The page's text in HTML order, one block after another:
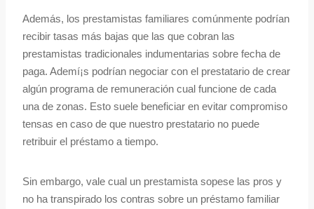
Además, los prestamistas familiares comúnmente podrían
recibir tasas más bajas que las que cobran las
prestamistas tradicionales indumentarias sobre fecha de
paga. Ademí¡s podrían negociar con el prestatario de crear
algún programa de remuneración cual funcione de cada
una de zonas. Esto suele beneficiar en evitar compromiso
tensas en caso de que nuestro prestatario no puede
retribuir el préstamo a tiempo.
Sin embargo, vale cual un prestamista sopese las pros y
no ha transpirado los contras sobre un préstamo familiar